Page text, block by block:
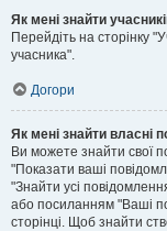
Як мені знайти
Перейдіть на сторінку
учасника".
Догори
Як мені знайти власні
Ви можете знайти свої
"Показати ваші
"Знайти усі
або посиланням "Ваші
сторінці. Щоб знайти